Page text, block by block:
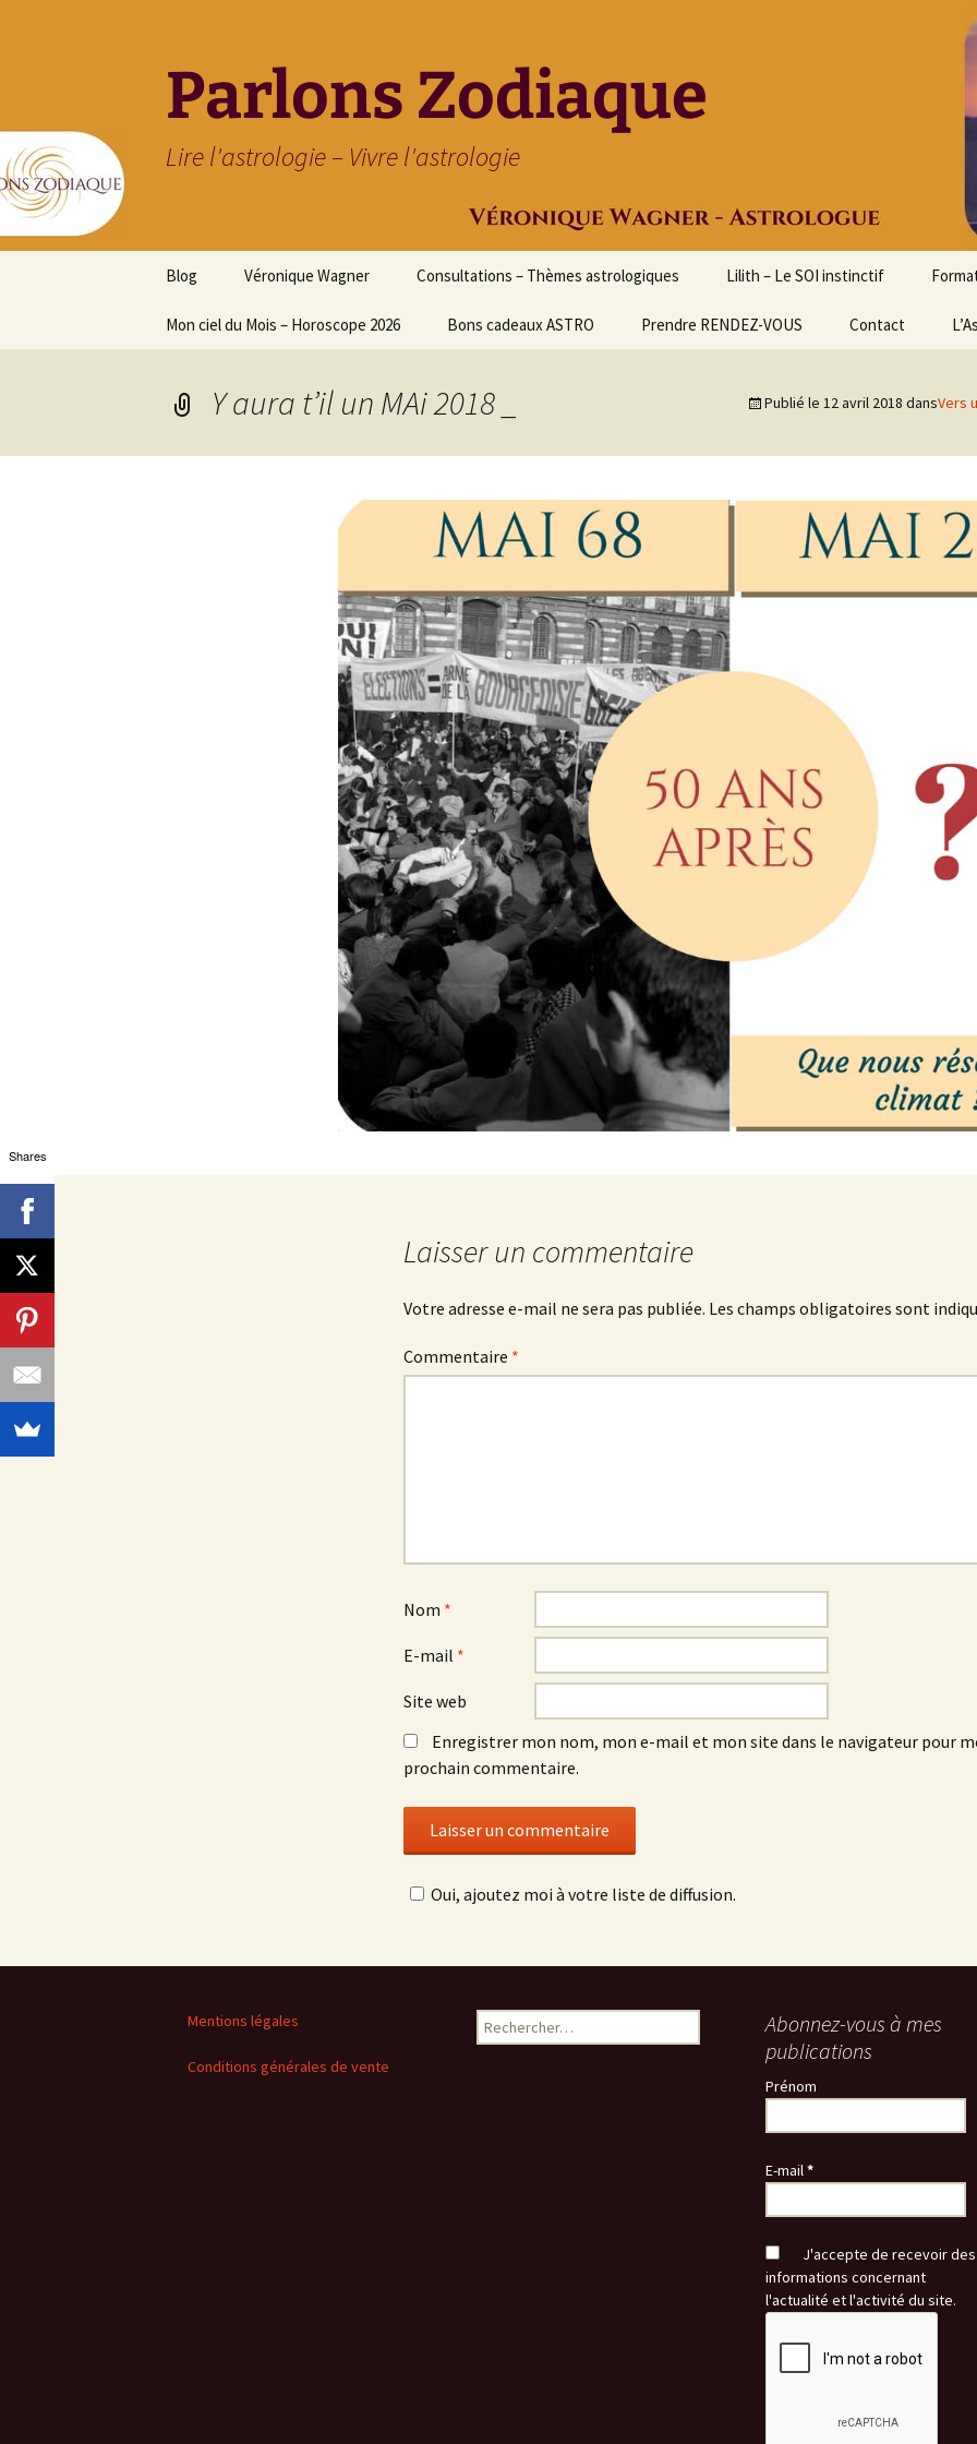
Parlons Zodiaque
Lire l'astrologie – Vivre l'astrologie
contenu
Blog Véronique Wagner Consultations – Thèmes astrologiques Lilith – Le SOI instinctif
Mon ciel du Mois – Horoscope 2026 Bons cadeaux ASTRO Prendre RENDEZ-VOUS Contact
Y aura t’il un MAi 2018 _ Publié le 12 avril 2018 dansVers
Laisser un commentaire
Votre adresse e-mail ne sera pas publiée. Les champs obligatoires sont
Commentaire *
Nom *
E-mail *
Site web
Enregistrer mon nom, mon e-mail et mon site dans le navigateur pour
prochain commentaire.
Oui, ajoutez moi à votre liste de diffusion.
Mentions légales
Conditions générales de vente
Rechercher :
Abonnez-vous à mes
publications
Prénom
E-mail*
J'accepte de recevoir des
informations concernant
l'actualité et l'activité du site.
Shares